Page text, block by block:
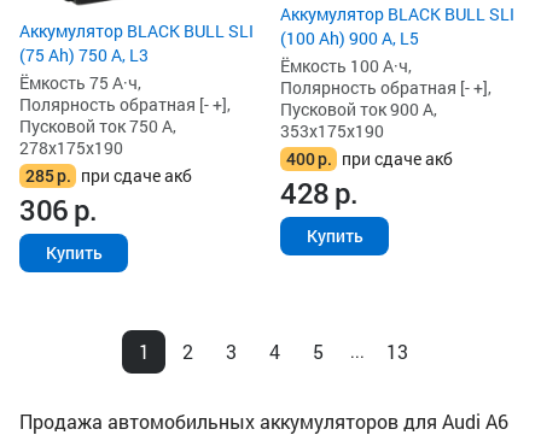
Аккумулятор BLACK BULL SLI
(75 Ah) 750 А, L3
Ёмкость 75 А·ч,
Полярность обратная [- +],
Пусковой ток 750 А,
278x175x190
285р. при сдаче акб
306р.
Купить
Аккумулятор BLACK BULL SLI
(100 Ah) 900 А, L5
Ёмкость 100 А·ч,
Полярность обратная [- +],
Пусковой ток 900 А,
353x175x190
400р. при сдаче акб
428р.
Купить
1 2 3 4 5 ... 13
Продажа автомобильных аккумуляторов для Audi A6